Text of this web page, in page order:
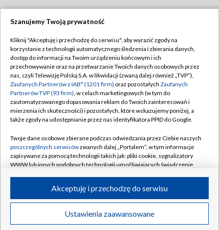
TVP
Abonament TVP
Emisja w TVP
Centrum informacji TVP
Naziemna Telewizja Cyfrowa
Rada Programowa
System NOS
Informacje o nadawcy
Program dla prasy
Ogłoszenie przetargowe
Regulamin TVP
Polityka prywatności
Moje zgody
Pomoc
Kontakt
Kanały
©2026 Telewizja Polska S.A. w likwidacji
Szanujemy Twoją prywatność
Kliknij "Akceptuję i przechodzę do serwisu", aby wyrazić zgody na
korzystanie z technologii automatycznego śledzenia i zbierania danych,
dostęp do informacji na Twoim urządzeniu końcowym i ich
przechowywanie oraz na przetwarzanie Twoich danych osobowych przez
nas, czyli Telewizję Polską S.A. w likwidacji (zwaną dalej również „TVP”),
Zaufanych Partnerów z IAB* (1201 firm) oraz pozostałych Zaufanych
Partnerów TVP (93 firm), w celach marketingowych (w tym do
zautomatyzowanego dopasowania reklam do Twoich zainteresowań i
mierzenia ich skuteczności) i pozostałych, które wskazujemy poniżej, a
także zgody na udostępnianie przez nas identyfikatora PPID do Google.
Twoje dane osobowe zbierane podczas odwiedzania przez Ciebie naszych
poszczególnych serwisówzwanych dalej „Portalem”, w tym informacje
zapisywane za pomocą technologii takich jak: pliki cookie, sygnalizatory
WWW lub innych podobnych technologii umożliwiających świadczenie
ruchu w Internecie.
Twoje dane osobowe zbierane podczas odwiedzania przez Ciebie
poszczególnych serwisówna Portalu, takie jak adresy IP, identyfikatory
Ustawienia zaawansowane
Akceptuję i przechodzę do serwisu